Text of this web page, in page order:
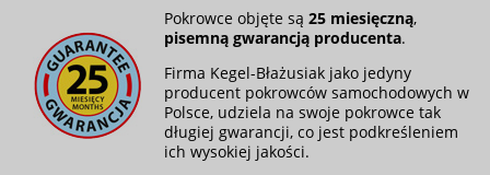
Pokrowce objęte są 25 miesięczną,
pisemną gwarancją producenta.
Firma Kegel-Błażusiak jako jedyny
producent pokrowców samochodowych w
Polsce, udziela na swoje pokrowce tak
długiej gwarancji, co jest podkreśleniem
ich wysokiej jakości.